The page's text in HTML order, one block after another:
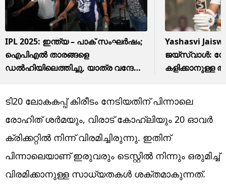
IPL 2025: ഇന്ത്യ – പാക് സംഘർഷം;
ഐപിഎൽ താരങ്ങളെ
ഡൽഹിയിലെത്തിച്ചു, യാത്ര വന്ദേ
Yashasvi
ജയ്സ്വാൾ:
കളിക്കാനുള്ള
ടി20 ലോകകപ്പ് കിരീടം നേടിയതിന് പിന്നാലെ
രോഹിത് ശര്‍മയും, വിരാട് കോഹ്ലിയും 20 ഓവര്‍
ക്രിക്കറ്റില്‍ നിന്ന് വിരമിച്ചിരുന്നു. ഇതിന്
പിന്നാലെയാണ് ഇരുവരും ടെസ്റ്റില്‍ നിന്നും ഒരുമിച്ച്
വിരമിക്കാനുള്ള സാധ്യതകള്‍ ശക്തമാകുന്നത്.